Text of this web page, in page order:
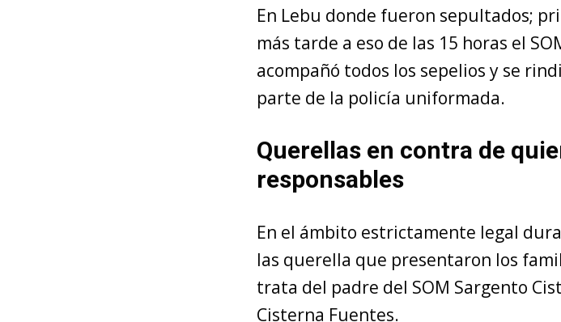
En Lebu donde fueron sepultados;
más tarde a eso de las 15 horas el
acompañó todos los sepelios y se
parte de la policía uniformada.
Querellas en contra de
responsables
En el ámbito estrictamente legal
las querella que presentaron los
trata del padre del SOM Sargento
Cisterna Fuentes.